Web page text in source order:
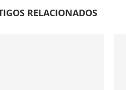
RELACIONADOS